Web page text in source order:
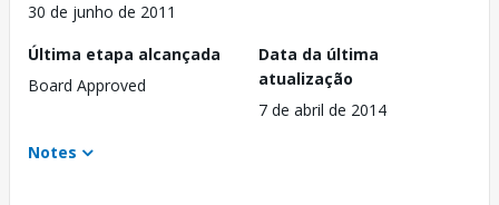
30 de junho de 2011
Última etapa alcançada
Board Approved
Data da última
atualização
7 de abril de 2014
Notes